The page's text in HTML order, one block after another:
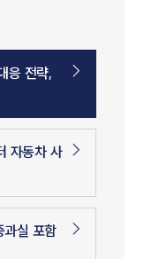
응 전략,
자동차 사
과실 포함